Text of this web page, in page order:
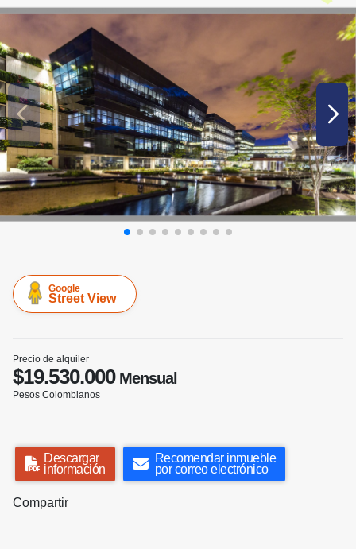
Google
Street View
Precio de alquiler
$19.530.000Mensual
Pesos Colombianos
Descargar
información
Recomendar inmueble
por correo electrónico
Compartir